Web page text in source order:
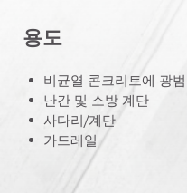
용도
비균열 콘크리트에 광
난간 및 소방 계단
사다리/계단
가드레일